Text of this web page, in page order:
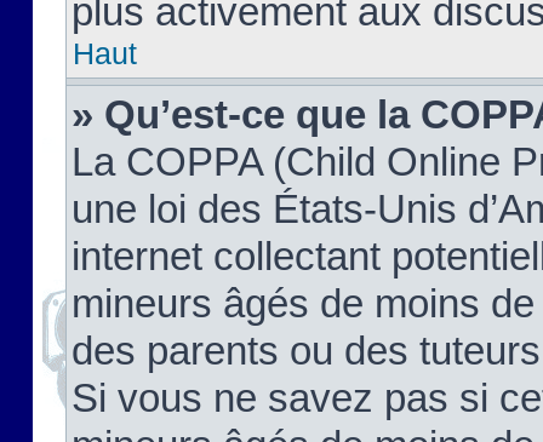
plus activement aux
Haut
» Qu’est-ce que la
La COPPA (Child Online
une loi des États-Unis
internet collectant
mineurs âgés de moins
des parents ou des
Si vous ne savez pas si